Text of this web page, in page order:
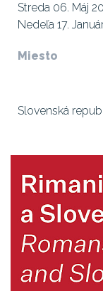
Streda 06. Máj
Nedeľa 17.
Miesto
Slovenská